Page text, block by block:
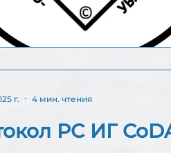
РС ИГ
г. 4 мин. чтения